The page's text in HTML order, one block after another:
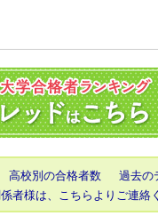
高校別の合格者数
過去の
者様は、こちらよりご連絡